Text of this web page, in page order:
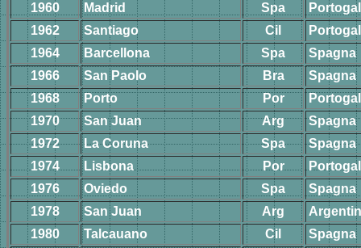
1960
Madrid Spa
1962
Santiago Cil
1964
Barcellona Spa
Spagna
1966
San Paolo Bra
Spagna
1968
Porto Por
1970
San Juan Arg
Spagna
1972
La Coruna Spa
Spagna
1974
Lisbona Por
1976
Oviedo Spa
Spagna
1978
San Juan Arg
1980
Talcauano Cil
Spagna